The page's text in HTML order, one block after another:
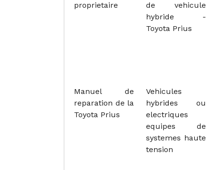
proprietaire
de vehicule
hybride -
Toyota Prius
Manuel de
reparation de la
Toyota Prius
Vehicules
hybrides ou
electriques
equipes de
systemes haute
tension